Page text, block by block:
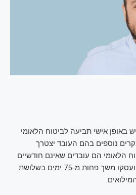
באופן אישי תביעה לביטוח הלאומי
נוספים בהם העובד יצטרך
הלאומי הם עובדים שאינם חודשיים
אלא שעתיים או יומיים שהועסקו משך פחות מ-75 ימים בשלושת